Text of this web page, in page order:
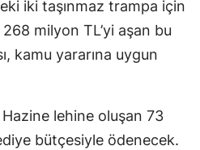
iki taşınmaz trampa için
milyon TL’yi aşan bu
kamu yararına uygun
lehine oluşan 73
bütçesiyle ödenecek.